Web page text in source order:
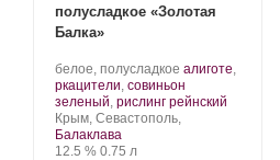
полусладкое «Золотая
Балка»
Производитель:
Золотая
Балка.
белое, полусладкое .
Сорт
винограда:
алиготе,
ркацители, совиньон
зеленый, рислинг рейнский
Регион:
Крым, Севастополь,
Балаклава
Крепость
12.5 %. Объем
0.75 л